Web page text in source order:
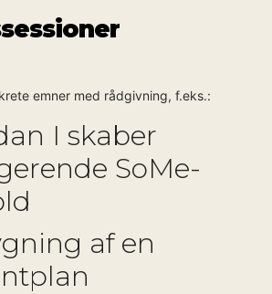
emner med rådgivning, f.eks.:
I skaber
SoMe-
af en